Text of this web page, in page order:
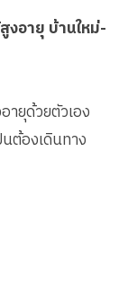
งอายุ บ้านใหม่-
ายุด้วยตัวเอง
ต้องเดินทาง